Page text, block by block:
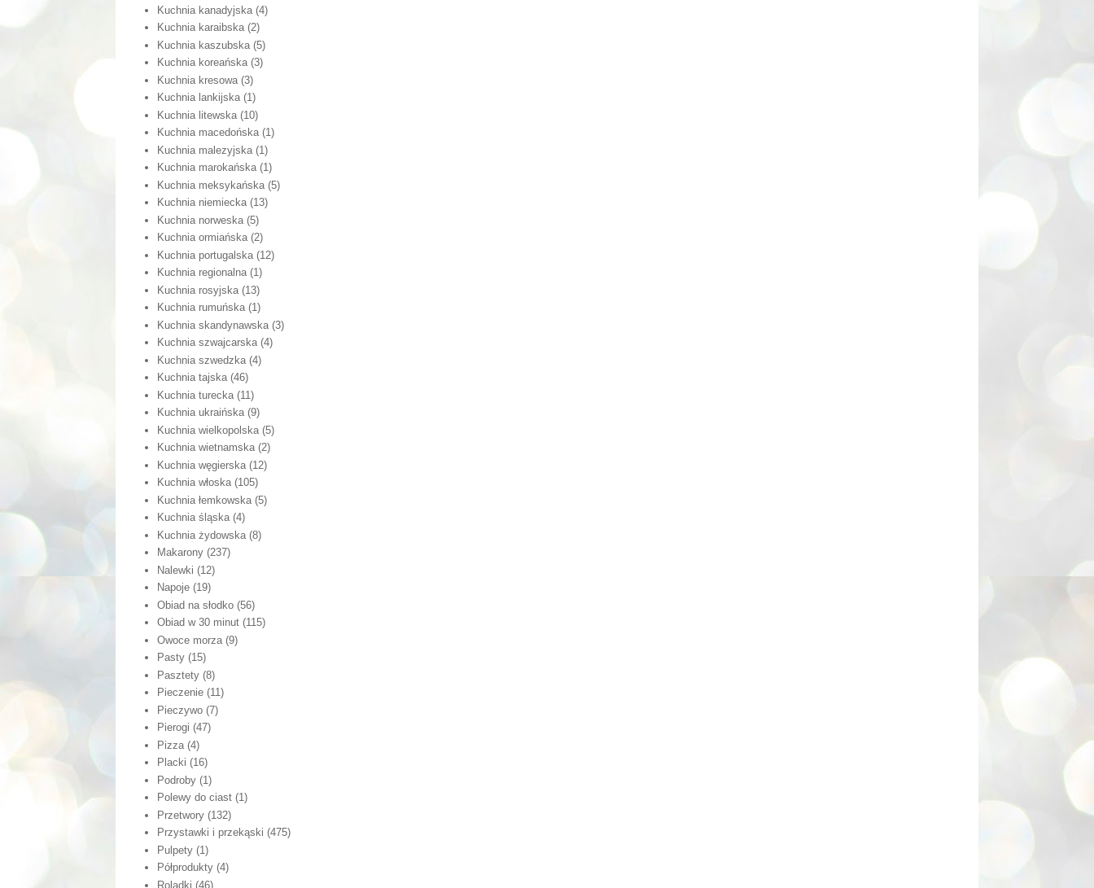
Kuchnia kanadyjska (4)
Kuchnia karaibska (2)
Kuchnia kaszubska (5)
Kuchnia koreańska (3)
Kuchnia kresowa (3)
Kuchnia lankijska (1)
Kuchnia litewska (10)
Kuchnia macedońska (1)
Kuchnia malezyjska (1)
Kuchnia marokańska (1)
Kuchnia meksykańska (5)
Kuchnia niemiecka (13)
Kuchnia norweska (5)
Kuchnia ormiańska (2)
Kuchnia portugalska (12)
Kuchnia regionalna (1)
Kuchnia rosyjska (13)
Kuchnia rumuńska (1)
Kuchnia skandynawska (3)
Kuchnia szwajcarska (4)
Kuchnia szwedzka (4)
Kuchnia tajska (46)
Kuchnia turecka (11)
Kuchnia ukraińska (9)
Kuchnia wielkopolska (5)
Kuchnia wietnamska (2)
Kuchnia węgierska (12)
Kuchnia włoska (105)
Kuchnia łemkowska (5)
Kuchnia śląska (4)
Kuchnia żydowska (8)
Makarony (237)
Nalewki (12)
Napoje (19)
Obiad na słodko (56)
Obiad w 30 minut (115)
Owoce morza (9)
Pasty (15)
Pasztety (8)
Pieczenie (11)
Pieczywo (7)
Pierogi (47)
Pizza (4)
Placki (16)
Podroby (1)
Polewy do ciast (1)
Przetwory (132)
Przystawki i przekąski (475)
Pulpety (1)
Półprodukty (4)
Roladki (46)